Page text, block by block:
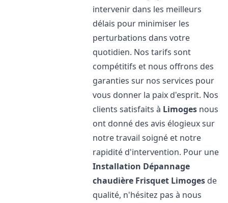
intervenir dans les meilleurs
délais pour minimiser les
perturbations dans votre
quotidien. Nos tarifs sont
compétitifs et nous offrons des
garanties sur nos services pour
vous donner la paix d'esprit. Nos
clients satisfaits à Limoges nous
ont donné des avis élogieux sur
notre travail soigné et notre
rapidité d'intervention. Pour une
Installation Dépannage
chaudière Frisquet Limoges de
qualité, n'hésitez pas à nous